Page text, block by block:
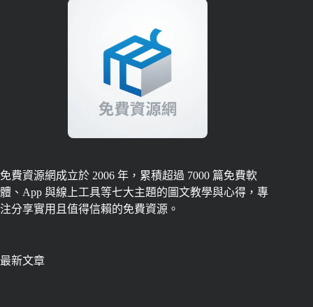
免費資源網成立於 2006 年，累積超過 7000 篇免費軟
體、App 與線上工具等七大主題的圖文教學與心得，專
注分享實用且值得信賴的免費資源。
最新文章